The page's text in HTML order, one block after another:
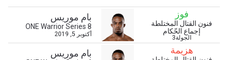
فوز
فنون القتال المختلطة
إجماع الحّكام
الجولة3
بام موريس
ONE Warrior Series 8
أكتوبر 5, 2019
هزيمة بام موريس المنافس
ابق على اطّلاع
خذ بطولة "ون" معك أينما ذهبت! اشترك الآن للوصول
إلى آخر الأخبار، وفتح العروض الخاصة والحصول على
أفضل المقاعد لعروضنا الحية.
البريد الإلكتروني